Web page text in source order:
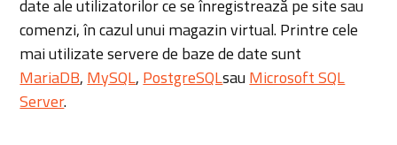
date ale utilizatorilor ce se înregistrează pe site sau
comenzi, în cazul unui magazin virtual. Printre cele
mai utilizate servere de baze de date sunt
MariaDB, MySQL, PostgreSQLsau Microsoft SQL
Server.